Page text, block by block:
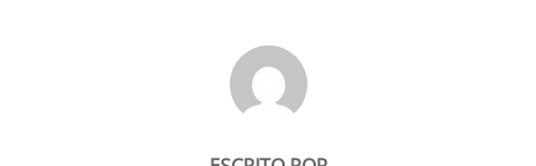
AUTOR DO POST